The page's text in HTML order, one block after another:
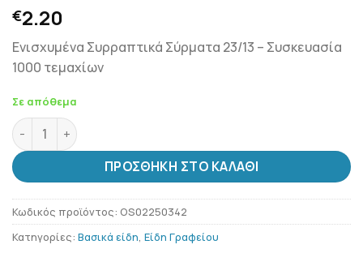
€2.20
Ενισχυμένα Συρραπτικά Σύρματα 23/13 – Συσκευασία
1000 τεμαχίων
Σε απόθεμα
ΣΥΡΡΑΠΤΙΚΑ ΣΥΡΜΑΤΑ Νο 23/13 – Κουτί 1000 τεμαχίων
ΠΡΟΣΘΉΚΗ ΣΤΟ ΚΑΛΆΘΙ
Κωδικός προϊόντος: OS02250342
Κατηγορίες: Βασικά είδη, Είδη Γραφείου